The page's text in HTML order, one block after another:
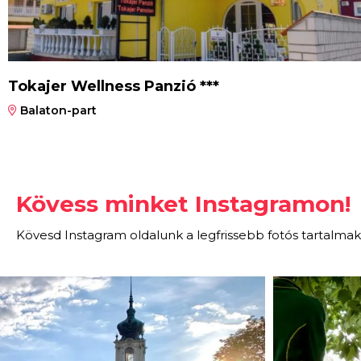
Tokajer Wellness Panzió ***
Balaton-part
Kövess minket Instagramon!
Kövesd Instagram oldalunk a legfrissebb fotós